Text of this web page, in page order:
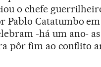
o chefe
Pablo Catatumbo em
-há um ano-
pôr fim ao conflito